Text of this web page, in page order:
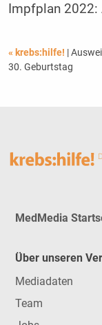
Impfplan
« krebs:hilfe! |
30. Geburtstag
MedMedia
Über unseren
Mediadaten
Team